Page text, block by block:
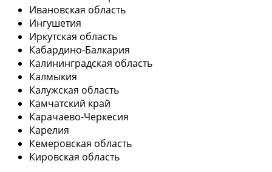
Ивановская область
Ингушетия
Иркутская область
Кабардино-Балкария
Калининградская область
Калмыкия
Калужская область
Камчатский край
Карачаево-Черкесия
Карелия
Кемеровская область
Кировская область